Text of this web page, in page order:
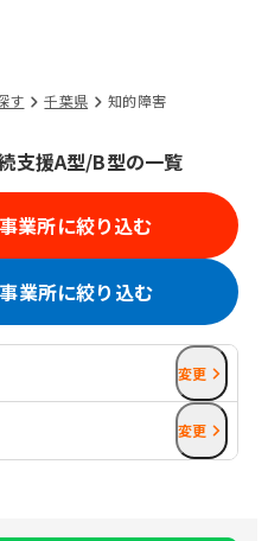
す 千葉県 知的障害
支援A型/B型の一覧
業所に絞り込む
業所に絞り込む
変更
変更